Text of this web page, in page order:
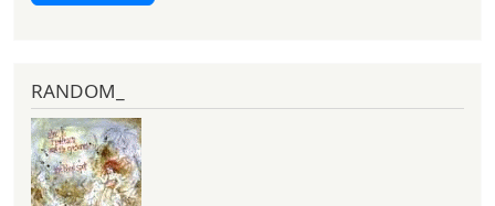
RANDOM_